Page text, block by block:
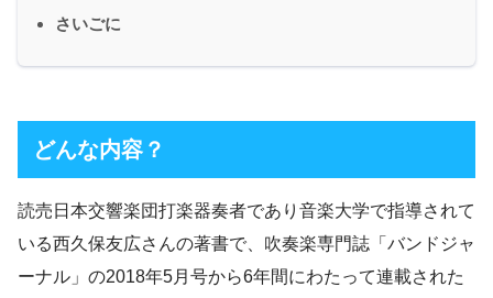
さいごに
どんな内容？
読売日本交響楽団打楽器奏者であり音楽大学で指導されて
いる西久保友広さんの著書で、吹奏楽専門誌「バンドジャ
ーナル」の2018年5月号から6年間にわたって連載された